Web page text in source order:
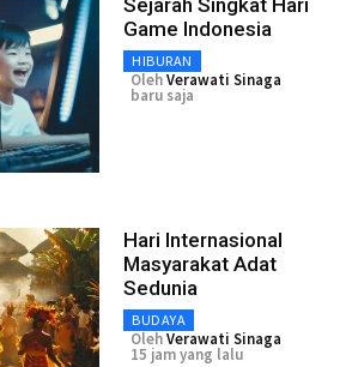
Sejarah Singkat Hari
Game Indonesia
HIBURAN
OlehVerawati Sinaga
baru saja
Hari Internasional
Masyarakat Adat
Sedunia
BUDAYA
OlehVerawati Sinaga
15 jam yang lalu